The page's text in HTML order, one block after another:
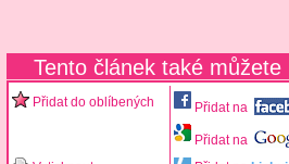
Tento článek také můžete
Přidat do oblíbených Přidat na
Přidat na